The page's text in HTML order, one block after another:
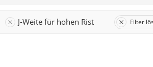
J-Weite für hohen Rist Filter